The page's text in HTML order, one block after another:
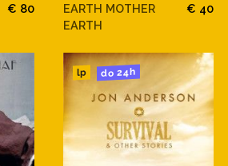
€ 80
EARTH MOTHER
EARTH
€ 40
lp do 24h